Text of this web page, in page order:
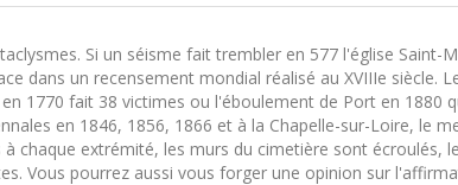
Si un séisme fait trembler en 577 l'église Saint-
dans un recensement mondial réalisé au XVIIIe siècle.
1770 fait 38 victimes ou l'éboulement de Port en 1880
en 1846, 1856, 1866 et à la Chapelle-sur-Loire, le
chaque extrémité, les murs du cimetière sont écroulés,
Vous pourrez aussi vous forger une opinion sur